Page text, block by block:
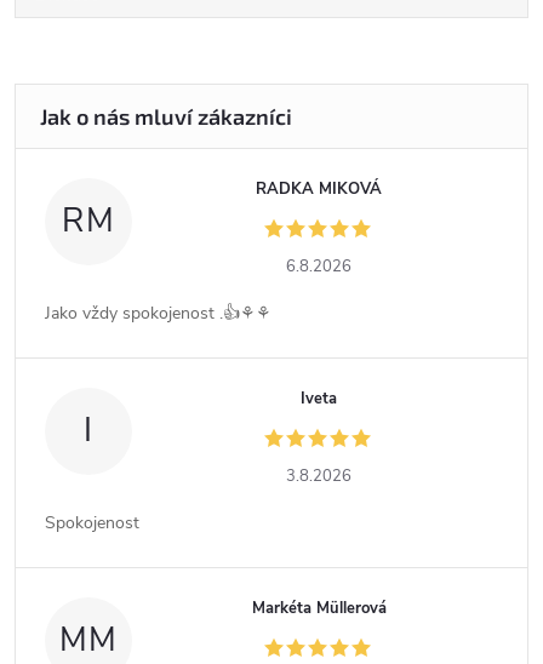
RM
RADKA MIKOVÁ
6.8.2026
Jako vždy spokojenost .👍⚘️⚘️
I
Iveta
3.8.2026
Spokojenost
MM
Markéta Müllerová